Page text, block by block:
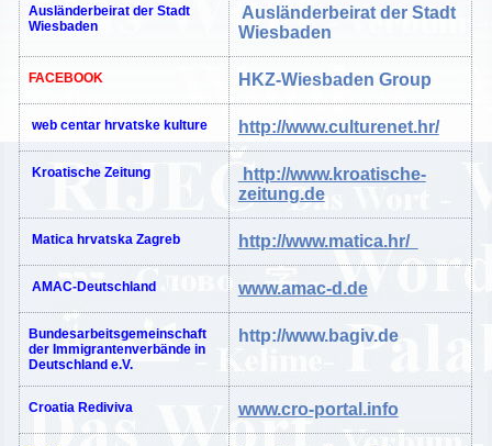
Ausländerbeirat der Stadt
Wiesbaden
Ausländerbeirat der Stadt
Wiesbaden
FACEBOOK HKZ-Wiesbaden Group
web centar hrvatske kulture http://www.culturenet.hr/
Kroatische Zeitung
http://www.kroatische-
zeitung.de
Matica hrvatskaZagreb http://www.matica.hr/
AMAC-Deutschland www.amac-d.de
Bundesarbeitsgemeinschaft
der Immigrantenverbände in
Deutschland e.V.
http://www.bagiv.de
Croatia Rediviva www.cro-portal.info